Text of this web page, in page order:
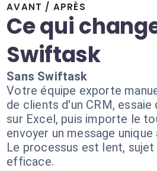
AVANT / APRÈS
Ce qui
Swiftask
Sans Swiftask
Votre équipe exporte
de clients d'un CRM,
sur Excel, puis importe le
envoyer un message
Le processus est lent,
efficace.